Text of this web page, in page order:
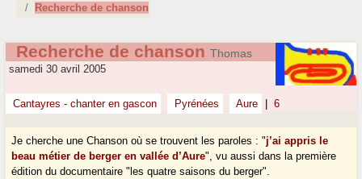
Recherche de chanson
Recherche de chanson Thomas
samedi 30 avril 2005
Cantayres - chanter en gascon Pyrénées Aure 6
Je cherche une Chanson où se trouvent les paroles : "j’ai appris le
beau métier de berger en vallée d’Aure", vu aussi dans la première
édition du documentaire "les quatre saisons du berger".